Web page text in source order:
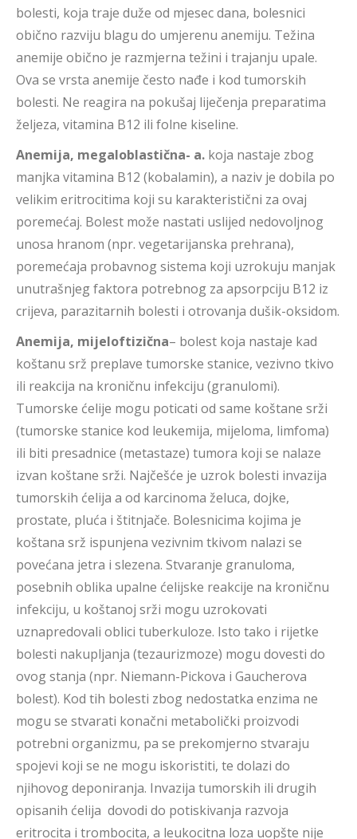
bolesti, koja traje duže od mjesec dana, bolesnici
obično razviju blagu do umjerenu anemiju. Težina
anemije obično je razmjerna težini i trajanju upale.
Ova se vrsta anemije često nađe i kod tumorskih
bolesti. Ne reagira na pokušaj liječenja preparatima
željeza, vitamina B12 ili folne kiseline.
Anemija, megaloblastična- a. koja nastaje zbog
manjka vitamina B12 (kobalamin), a naziv je dobila po
velikim eritrocitima koji su karakteristični za ovaj
poremećaj. Bolest može nastati uslijed nedovoljnog
unosa hranom (npr. vegetarijanska prehrana),
poremećaja probavnog sistema koji uzrokuju manjak
unutrašnjeg faktora potrebnog za apsorpciju B12 iz
crijeva, parazitarnih bolesti i otrovanja dušik-oksidom.
Anemija, mijeloftizična– bolest koja nastaje kad
koštanu srž preplave tumorske stanice, vezivno tkivo
ili reakcija na kroničnu infekciju (granulomi).
Tumorske ćelije mogu poticati od same koštane srži
(tumorske stanice kod leukemija, mijeloma, limfoma)
ili biti presadnice (metastaze) tumora koji se nalaze
izvan koštane srži. Najčešće je uzrok bolesti invazija
tumorskih ćelija a od karcinoma želuca, dojke,
prostate, pluća i štitnjače. Bolesnicima kojima je
koštana srž ispunjena vezivnim tkivom nalazi se
povećana jetra i slezena. Stvaranje granuloma,
posebnih oblika upalne ćelijske reakcije na kroničnu
infekciju, u koštanoj srži mogu uzrokovati
uznapredovali oblici tuberkuloze. Isto tako i rijetke
bolesti nakupljanja (tezaurizmoze) mogu dovesti do
ovog stanja (npr. Niemann-Pickova i Gaucherova
bolest). Kod tih bolesti zbog nedostatka enzima ne
mogu se stvarati konačni metabolički proizvodi
potrebni organizmu, pa se prekomjerno stvaraju
spojevi koji se ne mogu iskoristiti, te dolazi do
njihovog deponiranja. Invazija tumorskih ili drugih
opisanih ćelija dovodi do potiskivanja razvoja
eritrocita i trombocita, a leukocitna loza uopšte nije